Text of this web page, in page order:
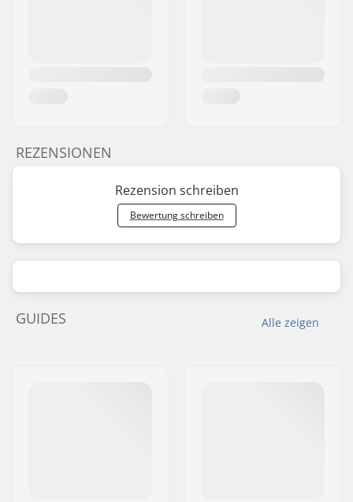
REZENSIONEN
Rezension schreiben
Bewertung schreiben
Alle zeigen
GUIDES